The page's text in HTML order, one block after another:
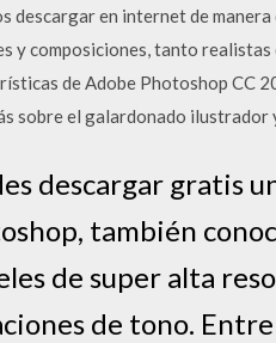
descargar en internet de
y composiciones, tanto realistas
de Adobe Photoshop CC
sobre el galardonado ilustrador
descargar gratis
también
de super alta
de tono.